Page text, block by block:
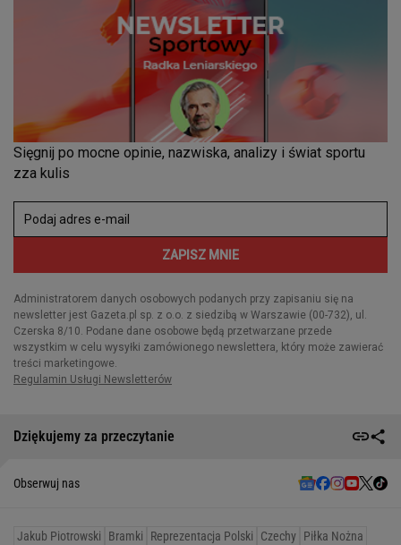
Dziękujemy za przeczytanie
Obserwuj nas
Jakub Piotrowski Bramki Reprezentacja Polski Czechy Piłka Nożna